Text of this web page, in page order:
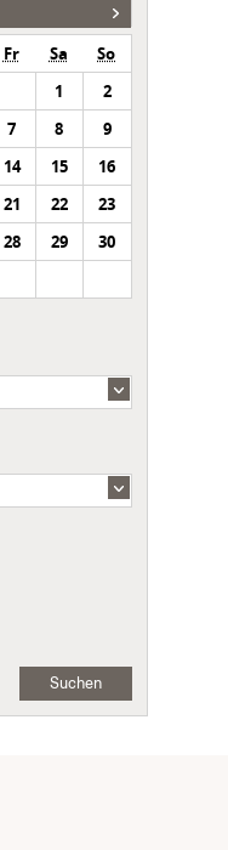
Fr Sa
So
1
2
7 8
9
14 15
16
21 22
23
28 29
30
Suchen